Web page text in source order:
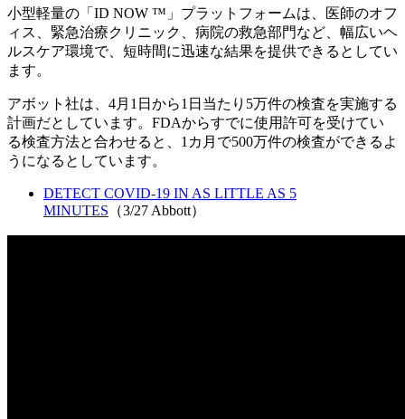
小型軽量の「ID NOW ™」プラットフォームは、医師のオフ
ィス、緊急治療クリニック、病院の救急部門など、幅広いヘ
ルスケア環境で、短時間に迅速な結果を提供できるとしてい
ます。
アボット社は、4月1日から1日当たり5万件の検査を実施する
計画だとしています。FDAからすでに使用許可を受けてい
る検査方法と合わせると、1カ月で500万件の検査ができるよ
うになるとしています。
DETECT COVID-19 IN AS LITTLE AS 5
MINUTES （3/27 Abbott）